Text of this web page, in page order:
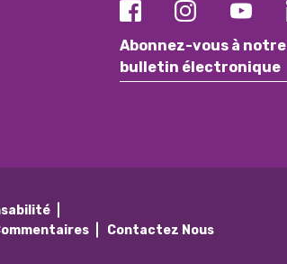
Abonnez-vous à notre
bulletin électronique
Contactez Nous